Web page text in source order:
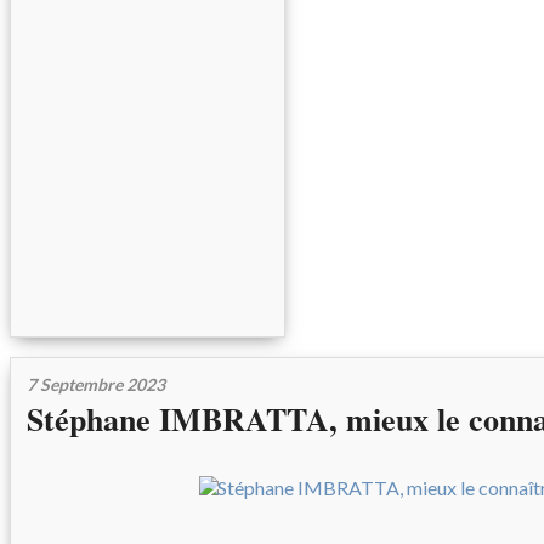
7 Septembre 2023
Stéphane IMBRATTA, mieux le